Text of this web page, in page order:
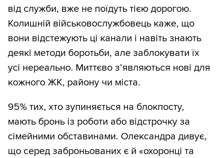
від служби, вже не поїдуть тією дорогою.
Колишній військовослужбовець каже, що
вони відстежують ці канали і навіть знають
деякі методи боротьби, але заблокувати їх
усі нереально. Миттєво з’являються нові для
кожного ЖК, району чи міста.
95% тих, хто зупиняється на блокпосту,
мають бронь із роботи або відстрочку за
сімейними обставинами. Олександра дивує,
що серед заброньованих є й «охоронці та